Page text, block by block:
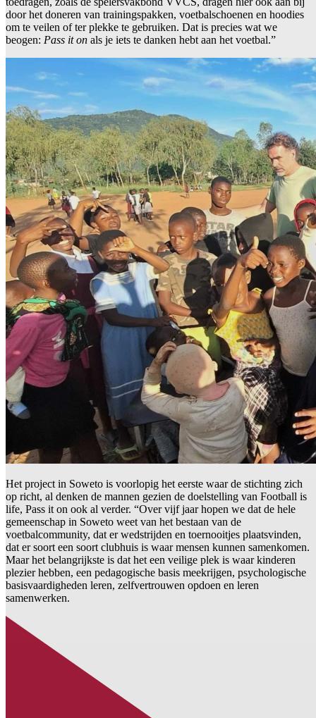
door het doneren van trainingspakken, voetbalschoenen en hoodies
om te veilen of ter plekke te gebruiken. Dat is precies wat we
beogen: Pass it on als je iets te danken hebt aan het voetbal.”
Het project in Soweto is voorlopig het eerste waar de stichting zich
op richt, al denken de mannen gezien de doelstelling van Football is
life, Pass it on ook al verder. “Over vijf jaar hopen we dat de hele
gemeenschap in Soweto weet van het bestaan van de
voetbalcommunity, dat er wedstrijden en toernooitjes plaatsvinden,
dat er soort een soort clubhuis is waar mensen kunnen samenkomen.
Maar het belangrijkste is dat het een veilige plek is waar kinderen
plezier hebben, een pedagogische basis meekrijgen, psychologische
basisvaardigheden leren, zelfvertrouwen opdoen en leren
samenwerken.